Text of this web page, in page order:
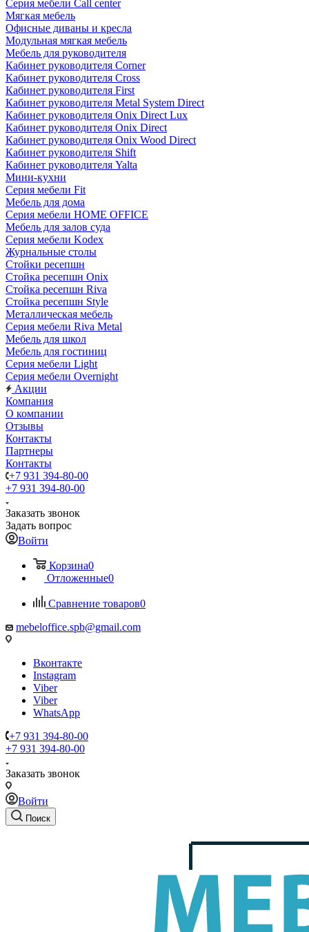
Серия мебели Call center
Мягкая мебель
Офисные диваны и кресла
Модульная мягкая мебель
Мебель для руководителя
Кабинет руководителя Corner
Кабинет руководителя Cross
Кабинет руководителя First
Кабинет руководителя Metal System Direct
Кабинет руководителя Onix Direct Lux
Кабинет руководителя Onix Direct
Кабинет руководителя Onix Wood Direct
Кабинет руководителя Shift
Кабинет руководителя Yalta
Мини-кухни
Серия мебели Fit
Мебель для дома
Серия мебели HOME OFFICE
Мебель для залов суда
Серия мебели Kodex
Журнальные столы
Стойки ресепшн
Стойка ресепшн Onix
Стойка ресепшн Riva
Стойка ресепшн Style
Металлическая мебель
Серия мебели Riva Metal
Мебель для школ
Мебель для гостиниц
Серия мебели Light
Серия мебели Overnight
Акции
Компания
О компании
Отзывы
Контакты
Партнеры
Контакты
+7 931 394-80-00
+7 931 394-80-00
Заказать звонок
Задать вопрос
Войти
Корзина0
Отложенные0
Сравнение товаров0
mebeloffice.spb@gmail.com
Вконтакте
Instagram
Viber
Viber
WhatsApp
+7 931 394-80-00
+7 931 394-80-00
Заказать звонок
Войти
Поиск